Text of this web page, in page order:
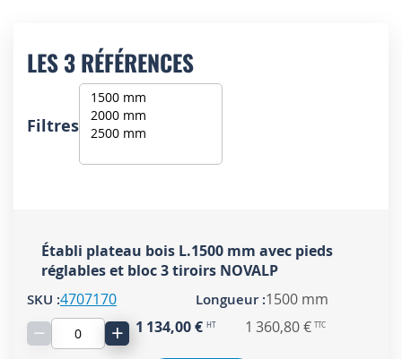
LES 3 RÉFÉRENCES
Filtres
Établi plateau bois L.1500 mm avec pieds
réglables et bloc 3 tiroirs NOVALP
4707170
1500 mm
− + 1 134,00 € 1 360,80 €